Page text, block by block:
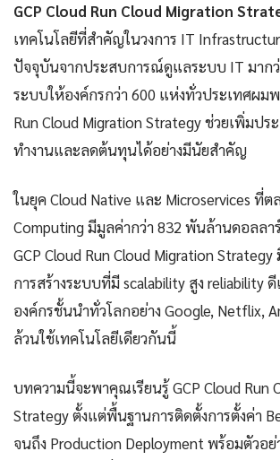
GCP Cloud Run Cloud Migration
เทคโนโลยีที่สำคัญในวงการ IT
ปัจจุบันจากประสบการณ์ดูแลระบบ IT มากว่
ระบบให้องค์กรกว่า 600 แห่งทั่วประเทศผมพ
Run Cloud Migration Strategy ช่วยเพิ่มปร
ทำงานและลดต้นทุนได้อย่างมีนัยสำคัญ
ในยุค Cloud Native และ Microservices ที่ต
Computing มีมูลค่ากว่า 832 พันล้านดอลลา
GCP Cloud Run Cloud Migration
การสร้างระบบที่มี scalability สูง reliability
องค์กรชั้นนำทั่วโลกอย่าง Google, Netflix,
ล้วนใช้เทคโนโลยีเดียวกันนี้
บทความนี้จะพาคุณเรียนรู้ GCP Cloud Run
Strategy ตั้งแต่พื้นฐานการติดตั้งการตั้งค่า
จนถึง Production Deployment พร้อมตัวอย่